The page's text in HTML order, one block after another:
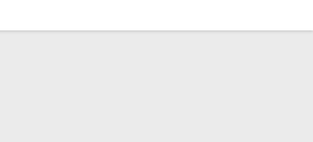
Европа!
за новата